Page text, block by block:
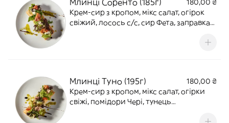
Млинці Соренто (185г)
180,00 ₴
Крем-сир з кропом, мікс салат, огірок
свіжий, лосось с/с, сир Фета, заправка
Млинці Туно (195г)
180,00 ₴
Крем-сир з кропом, мікс салат, огірки
свіжі, помідори Чері, тунець